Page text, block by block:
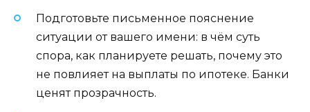
Подготовьте письменное пояснение
ситуации от вашего имени: в чём суть
спора, как планируете решать, почему это
не повлияет на выплаты по ипотеке. Банки
ценят прозрачность.